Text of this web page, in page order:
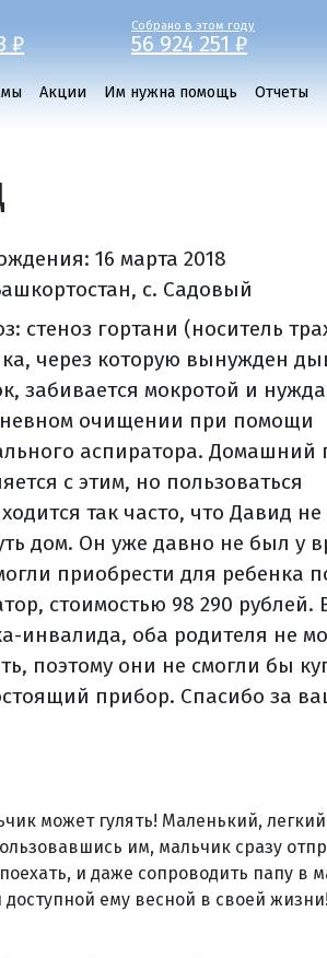
₽
Собрано в этом году
56 924 251 ₽
Акции Им нужна помощь Отчеты
16 марта 2018
с. Садовый
стеноз гортани (носитель
через которую вынужден
забивается мокротой и
очищении при помощи
аспиратора. Домашний
с этим, но пользоваться
так часто, что Давид
дом. Он уже давно не был у
приобрести для ребенка
стоимостью 98 290 рублей.
инвалида, оба родителя не
поэтому они не смогли бы
прибор. Спасибо за
может гулять! Маленький,
им, мальчик сразу
и даже сопроводить папу в
ему весной в своей